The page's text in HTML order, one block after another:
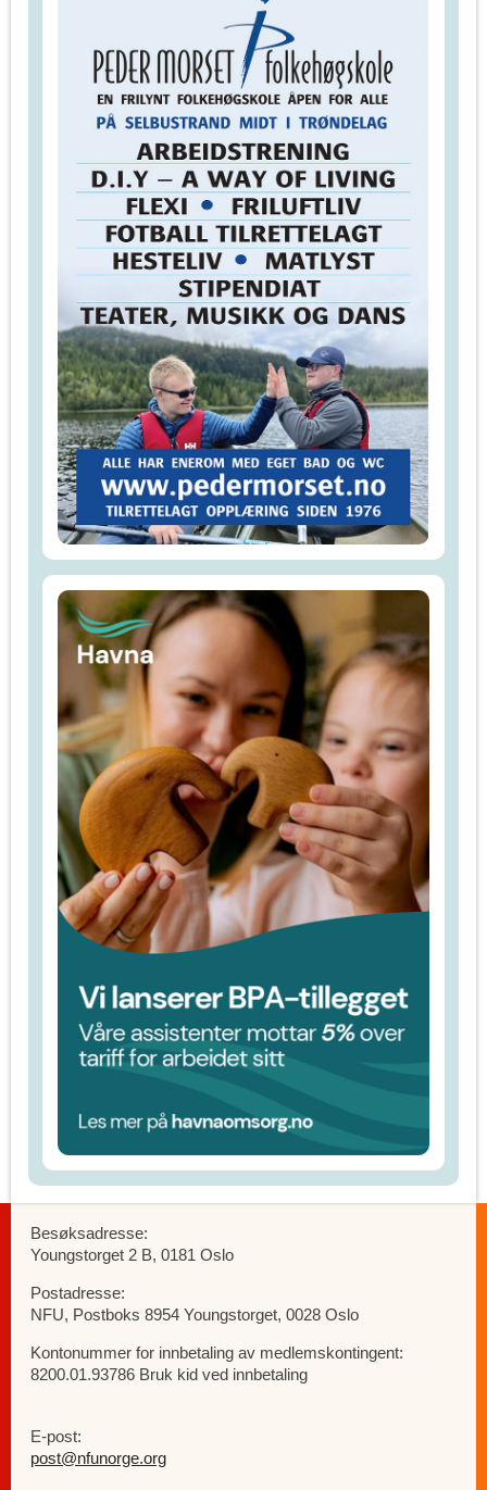
Besøksadresse:
Youngstorget 2 B, 0181 Oslo
Postadresse:
NFU, Postboks 8954 Youngstorget, 0028 Oslo
Kontonummer for innbetaling av medlemskontingent:
8200.01.93786 Bruk kid ved innbetaling
E-post:
post@nfunorge.org